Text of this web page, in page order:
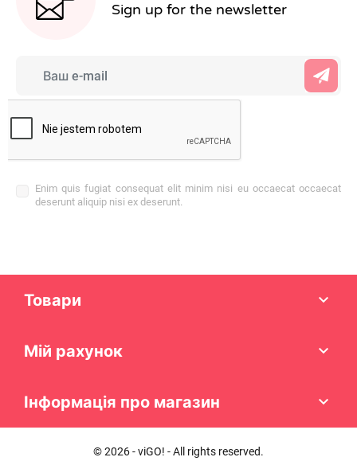
Sign up for the newsletter
Enim quis fugiat consequat elit minim nisi eu occaecat occaecat
deserunt aliquip nisi ex deserunt.
Товари 
Мій рахунок 
Інформація про магазин 
© 2026 - viGO! - All rights reserved.